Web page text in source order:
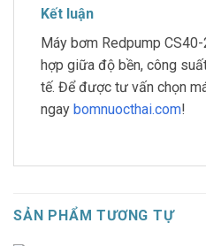
Kết luận
Máy bơm Redpump
hợp giữa độ bền, công
tế. Để được tư vấn chọn
ngay bomnuocthai.com!
SẢN PHẨM TƯƠNG TỰ